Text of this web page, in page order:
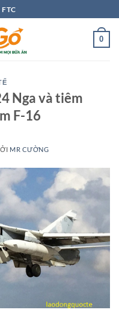
0
Nga và tiêm
F-16
MR CƯỜNG